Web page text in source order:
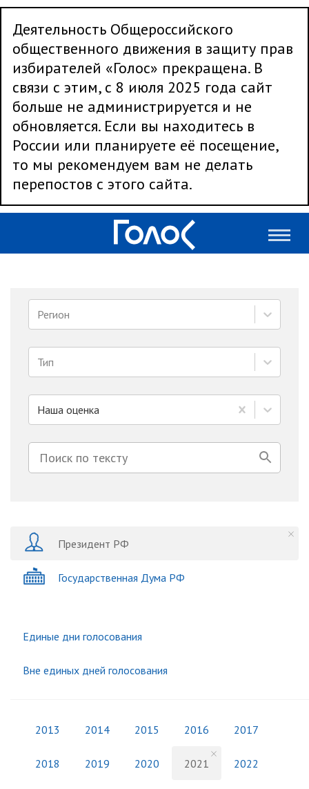
Деятельность Общероссийского
общественного движения в защиту прав
избирателей «Голос» прекращена. В
связи с этим, с 8 июля 2025 года сайт
больше не администрируется и не
обновляется. Если вы находитесь в
России или планируете её посещение,
то мы рекомендуем вам не делать
перепостов с этого сайта.
Регион
Тип
Наша оценка
Президент РФ
Государственная Дума РФ
Единые дни голосования
Вне единых дней голосования
2013 2014 2015 2016 2017
2018 2019 2020 2021 2022